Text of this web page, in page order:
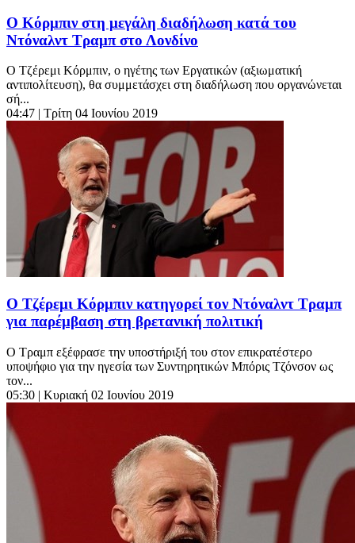
Ο Κόρμπιν στη μεγάλη διαδήλωση κατά του
Ντόναλντ Τραμπ στο Λονδίνο
Ο Τζέρεμι Κόρμπιν, ο ηγέτης των Εργατικών (αξιωματική
αντιπολίτευση), θα συμμετάσχει στη διαδήλωση που οργανώνεται
σή...
04:47 | Τρίτη 04 Ιουνίου 2019
Ο Τζέρεμι Κόρμπιν κατηγορεί τον Ντόναλντ Τραμπ
για παρέμβαση στη βρετανική πολιτική
Ο Τραμπ εξέφρασε την υποστήριξή του στον επικρατέστερο
υποψήφιο για την ηγεσία των Συντηρητικών Μπόρις Τζόνσον ως
τον...
05:30 | Κυριακή 02 Ιουνίου 2019